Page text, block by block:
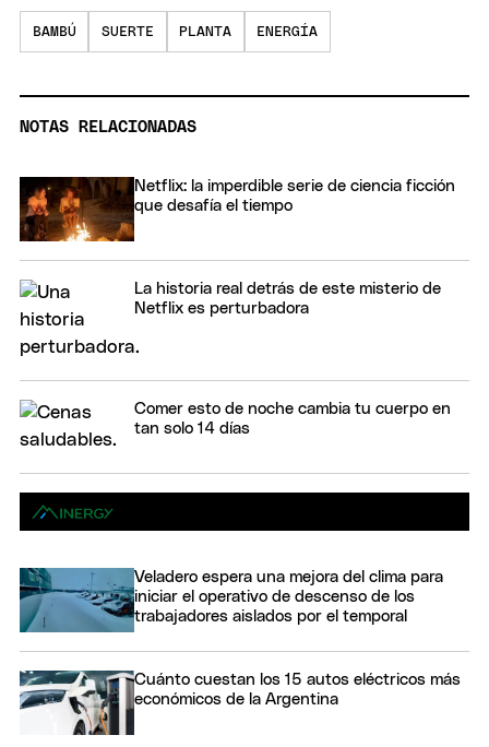
BAMBÚ SUERTE PLANTA ENERGÍA
NOTAS RELACIONADAS
Netflix: la imperdible serie de ciencia ficción
que desafía el tiempo
La historia real detrás de este misterio de
Netflix es perturbadora
Comer esto de noche cambia tu cuerpo en
tan solo 14 días
Veladero espera una mejora del clima para
iniciar el operativo de descenso de los
trabajadores aislados por el temporal
Cuánto cuestan los 15 autos eléctricos más
económicos de la Argentina